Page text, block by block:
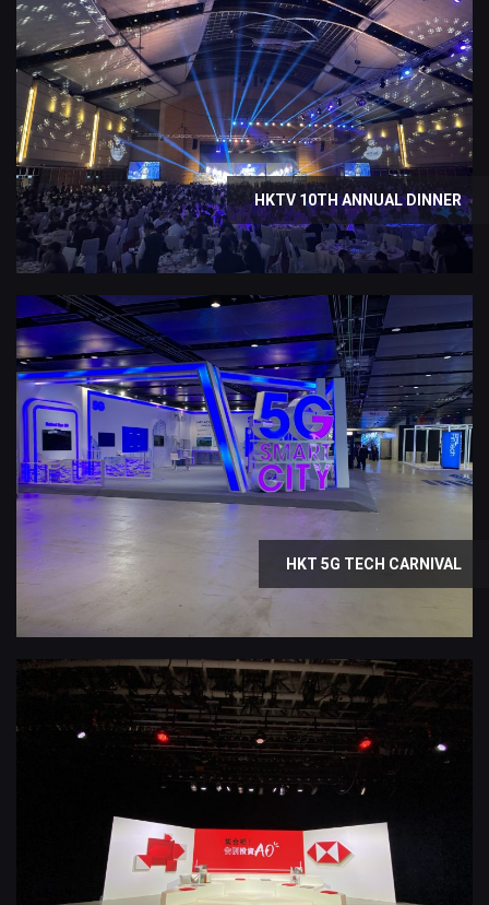
HKTV 10TH ANNUAL DINNER
HKT 5G TECH CARNIVAL